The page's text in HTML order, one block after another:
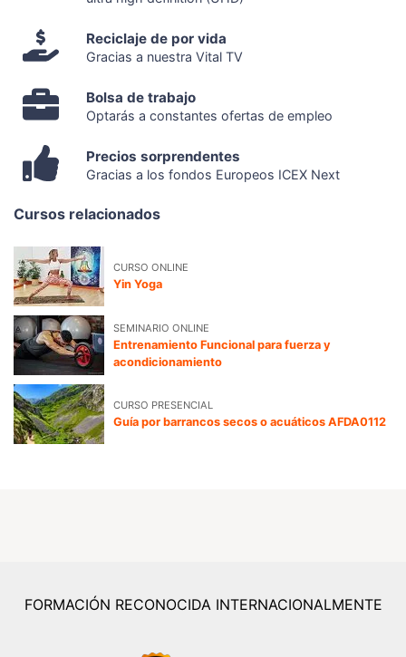
Reciclaje de por vida
Gracias a nuestra Vital TV
Bolsa de trabajo
Optarás a constantes ofertas de empleo
Precios sorprendentes
Gracias a los fondos Europeos ICEX Next
Cursos relacionados
CURSO ONLINE
Yin Yoga
SEMINARIO ONLINE
Entrenamiento Funcional para fuerza y
acondicionamiento
CURSO PRESENCIAL
Guía por barrancos secos o acuáticos AFDA0112
FORMACIÓN RECONOCIDA INTERNACIONALMENTE